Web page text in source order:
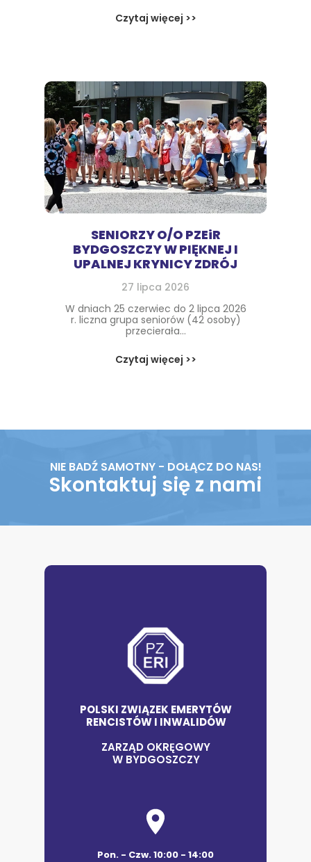
Czytaj więcej >>
SENIORZY O/O PZEiR
BYDGOSZCZY W PIĘKNEJ I
UPALNEJ KRYNICY ZDRÓJ
27 lipca 2026
W dniach 25 czerwiec do 2 lipca 2026
r. liczna grupa seniorów (42 osoby)
przecierała...
Czytaj więcej >>
NIE BADŹ SAMOTNY - DOŁĄCZ DO NAS!
Skontaktuj się z nami
POLSKI ZWIĄZEK EMERYTÓW
RENCISTÓW I INWALIDÓW
ZARZĄD OKRĘGOWY
W BYDGOSZCZY
Pon. - Czw. 10:00 - 14:00